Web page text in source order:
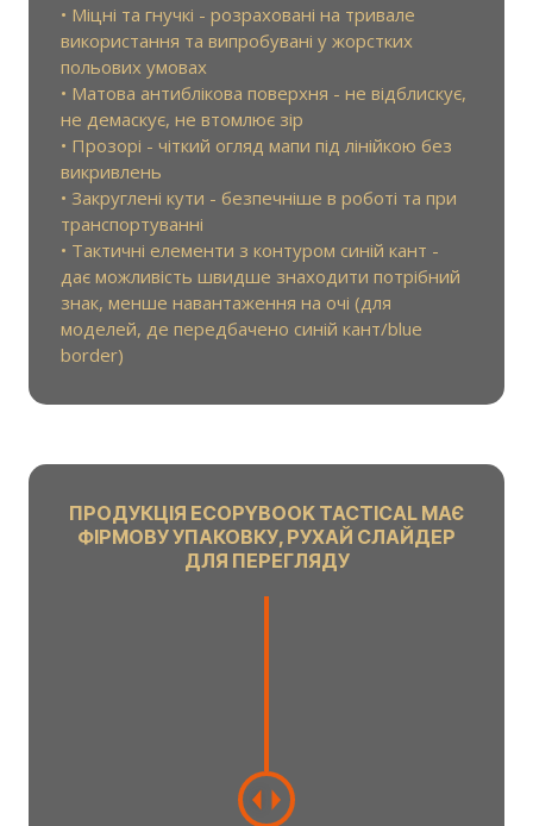
• Міцні та гнучкі - розраховані на тривале
використання та випробувані у жорстких
польових умовах
• Матова антиблікова поверхня - не відблискує,
не демаскує, не втомлює зір
• Прозорі - чіткий огляд мапи під лінійкою без
викривлень
• Закруглені кути - безпечніше в роботі та при
транспортуванні
• Тактичні елементи з контуром синій кант -
дає можливість швидше знаходити потрібний
знак, менше навантаження на очі (для
моделей, де передбачено синій кант/blue
border)
ПРОДУКЦІЯ ECOPYBOOK TACTICAL МАЄ
ФІРМОВУ УПАКОВКУ, РУХАЙ СЛАЙДЕР
ДЛЯ ПЕРЕГЛЯДУ
g
e